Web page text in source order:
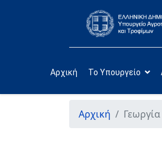
Αρχική Το Υπουργείο
Αρχική Γεωργία